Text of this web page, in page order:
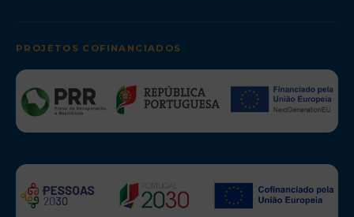
PROJETOS COFINANCIADOS